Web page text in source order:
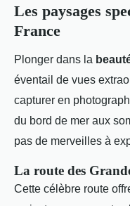
Les paysages
France
Plonger dans la
éventail de vues
capturer en
du bord de mer aux
pas de merveilles à
La route des
Cette célèbre route